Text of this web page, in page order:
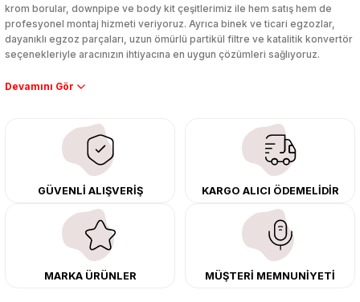
krom borular, downpipe ve body kit çeşitlerimiz ile hem satış hem de
profesyonel montaj hizmeti veriyoruz. Ayrıca binek ve ticari egzozlar,
dayanıklı egzoz parçaları, uzun ömürlü partikül filtre ve katalitik konvertör
seçenekleriyle aracınızın ihtiyacına en uygun çözümleri sağlıyoruz.
Performans artışı isteyen sürücüler için özel performans egzozları ve
çıkma orijinal ürünler ile yenileyebilir, body kit uygulamalarıyla aracınızın
tasarımını ve aerodinamisini üst seviyeye taşıyabilirsiniz.
Tüm ürünlerimiz orijinal, dayanıklı ve uzun ömürlüdür. İstanbul’daki montaj
merkezimizde profesyonel montaj yapıyor, Türkiye’nin her yerine güvenli
kargo ile teslimat gerçekleştiriyoruz. Aracınıza değer katmak için doğru
adres: Egzoz Sepeti.
GÜVENLİ ALIŞVERİŞ KARGO ALICI ÖDEMELİDİR
MARKA ÜRÜNLER MÜŞTERİ MEMNUNİYETİ